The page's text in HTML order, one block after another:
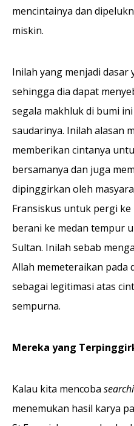
mencintainya dan
miskin.
Inilah yang menjadi dasar
sehingga dia dapat
segala makhluk di bumi
saudarinya. Inilah alasan
memberikan cintanya
bersamanya dan juga
dipinggirkan oleh
Fransiskus untuk pergi
berani ke medan tempur
Sultan. Inilah sebab
Allah memeteraikan pada
sebagai legitimasi atas
sempurna.
Mereka yang Ter
Kalau kita mencoba
menemukan hasil karya